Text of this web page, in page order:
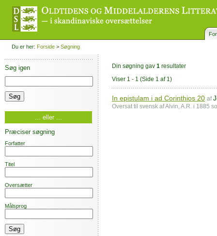
Du er her: Forside > Søgning
Søg igen
... eller ...
Præciser søgning
Forfatter
Titel
Oversætter
Målsprog
Din søgning gav 1 resultater
Viser 1 - 1 (Side 1 af 1)
In epistulam i ad Corinthios 20 af
Oversat til svensk af Alvin, A.R. i 1885